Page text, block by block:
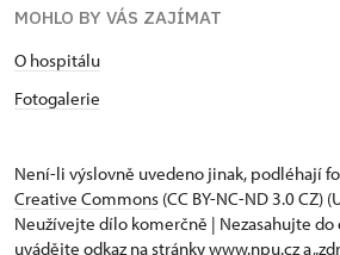
MOHLO BY VÁS ZAJÍMAT
O hospitálu
Fotogalerie
Není-li výslovně uvedeno jinak, podléhají
Creative Commons (CC BY-NC-ND 3.0 CZ)
Neužívejte dílo komerčně | Nezasahujte do
uvádějte odkaz na stránky www.npu.cz a